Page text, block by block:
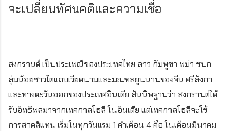
จะเปลี่ยนทัศนคติและความเชื่อ
สงกรานต์ เป็นประเพณีของประเทศไทย ลาว กัมพูชา พม่า ชนก
ลุ่มน้อยชาวไตแถบเวียดนามและมณฑลยูนนานของจีน ศรีลังกา
และทางตะวันออกของประเทศอินเดีย สันนิษฐานว่า สงกรานต์ได้
รับอิทธิพลมาจากเทศกาลโฮลี ในอินเดีย แต่เทศกาลโฮลีจะใช้
การสาดสีแทน เริ่มในทุกวันแรม 1 ค่ำเดือน 4 คือ ในเดือนมีนาคม